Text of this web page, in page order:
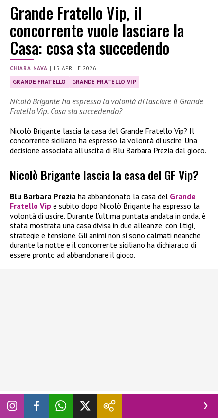
Grande Fratello Vip, il
concorrente vuole lasciare la
Casa: cosa sta succedendo
CHIARA NAVA | 15 APRILE 2026
GRANDE FRATELLO GRANDE FRATELLO VIP
Nicolò Brigante ha espresso la volontà di lasciare il Grande
Fratello Vip. Cosa sta succedendo?
Nicolò Brigante lascia la casa del Grande Fratello Vip? Il
concorrente siciliano ha espresso la volontà di uscire. Una
decisione associata all’uscita di Blu Barbara Prezia dal gioco.
Nicolò Brigante lascia la casa del GF Vip?
Blu Barbara Prezia ha abbandonato la casa del Grande
Fratello Vip e subito dopo Nicolò Brigante ha espresso la
volontà di uscire. Durante l’ultima puntata andata in onda, è
stata mostrata una casa divisa in due alleanze, con litigi,
strategie e tensione. Gli animi non si sono calmati neanche
durante la notte e il concorrente siciliano ha dichiarato di
essere pronto ad abbandonare il gioco.
In realtà, ne aveva già parlato giorni fa, quando
Blu Barbara